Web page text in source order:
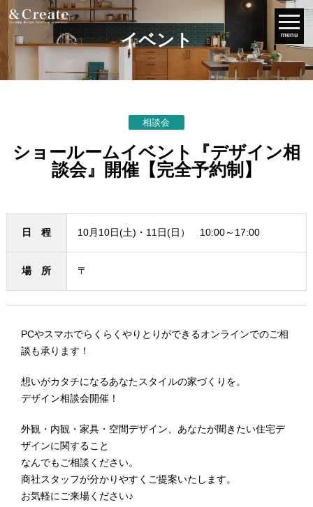
menu
イベント
相談会
ショールームイベント『デザイン相
談会』開催【完全予約制】
日 程 10月10日(土)・11日(日） 10:00～17:00
場 所 〒
PCやスマホでらくらくやりとりができるオンラインでのご相
談も承ります！
想いがカタチになるあなたスタイルの家づくりを。
デザイン相談会開催！
外観・内観・家具・空間デザイン、あなたが聞きたい住宅デ
ザインに関すること
なんでもご相談ください。
商社スタッフが分かりやすくご提案いたします。
お気軽にご来場ください♪